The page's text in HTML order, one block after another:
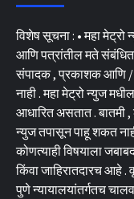
विशेष सूचना : • महा मेट्रो
आणि पत्रांतील मते संबंधित
संपादक , प्रकाशक आणि /
नाही . महा मेट्रो न्युज
आधारित असतात . बातमी
न्युज तपासून पाहू शकत
कोणत्याही विषयाला
किंवा जाहिरातदारच आहे .
पुणे न्यायालयांतर्गतच